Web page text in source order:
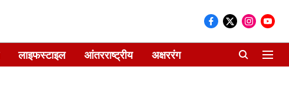
लाइफस्टाइल आंतरराष्ट्रीय अक्षररंग